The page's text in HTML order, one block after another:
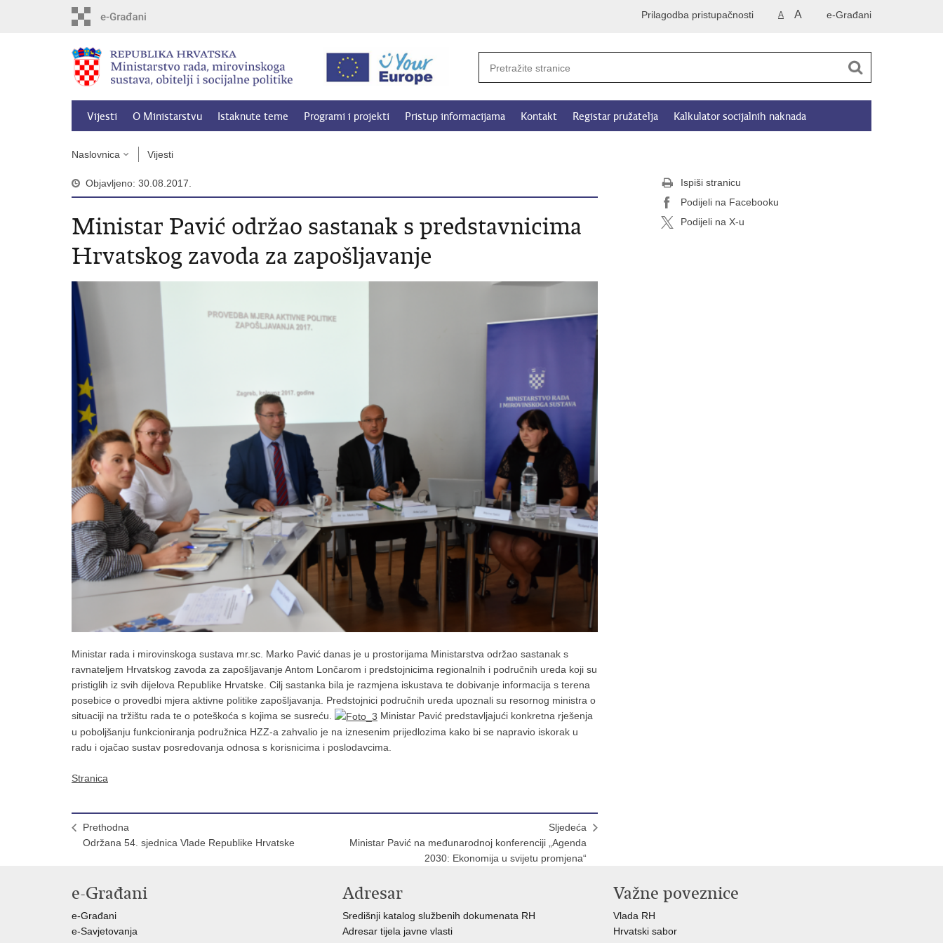
e-Građani
A A
Prilagodba pristupačnosti
Vijesti O Ministarstvu Istaknute teme Programi i projekti Pristup informacijama Kontakt Registar pružatelja Kalkulator socijalnih naknada
Naslovnica Vijesti
Objavljeno: 30.08.2017.
Ministar Pavić održao sastanak s predstavnicima
Hrvatskog zavoda za zapošljavanje
Ministar rada i mirovinskoga sustava mr.sc. Marko Pavić danas je u prostorijama Ministarstva održao sastanak s
ravnateljem Hrvatskog zavoda za zapošljavanje Antom Lončarom i predstojnicima regionalnih i područnih ureda koji su
pristiglih iz svih dijelova Republike Hrvatske. Cilj sastanka bila je razmjena iskustava te dobivanje informacija s terena
posebice o provedbi mjera aktivne politike zapošljavanja. Predstojnici područnih ureda upoznali su resornog ministra o
situaciji na tržištu rada te o poteškoća s kojima se susreću.
Ministar Pavić predstavljajući konkretna rješenja
u poboljšanju funkcioniranja podružnica HZZ-a zahvalio je na iznesenim prijedlozima kako bi se napravio iskorak u
radu i ojačao sustav posredovanja odnosa s korisnicima i poslodavcima.
Stranica
Prethodna
Održana 54. sjednica Vlade Republike Hrvatske
Sljedeća
Ministar Pavić na međunarodnoj konferenciji „Agenda
2030: Ekonomija u svijetu promjena“
Ispiši stranicu
Podijeli na Facebooku
Podijeli na X-u
e-Građani
e-Građani
e-Savjetovanja
Adresar
Središnji katalog službenih dokumenata RH
Adresar tijela javne vlasti
Važne poveznice
Vlada RH
Hrvatski sabor